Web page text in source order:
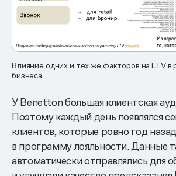
Влияние одних и тех же факторов на LTV в
бизнеса
У Benetton большая клиентская
Поэтому каждый день появлялся
клиентов, которые ровно год
в программу лояльности. Данные
автоматически отправлялись для